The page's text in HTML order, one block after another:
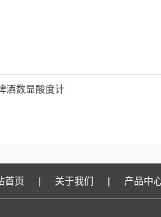
酒数显酸度计
首页 | 关于我们 | 产品中